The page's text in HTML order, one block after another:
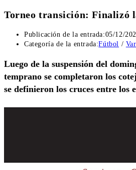
Torneo transición: Finalizó
Publicación de la entrada:05/12/
Categoría de la entrada:Fútbol /
Luego de la suspensión del
temprano se completaron los
se definieron los cruces entre los